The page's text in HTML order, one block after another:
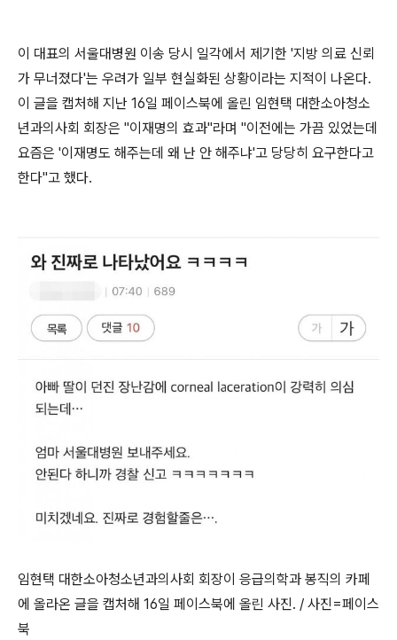
이 대표의 서울대병원 이송 당시 일각에서 제기한 '지방 의료 신뢰
가 무너졌다'는 우려가 일부 현실화된 상황이라는 지적이 나온다.
이 글을 캡처해 지난 16일 페이스북에 올린 임현택 대한소아청소
년과의사회 회장은 "이재명의 효과"라며 "이전에는 가끔 있었는데
요즘은 '이재명도 해주는데 왜 난 안 해주냐'고 당당히 요구한다고
한다"고 했다.
임현택 대한소아청소년과의사회 회장이 응급의학과 봉직의 카페
에 올라온 글을 캡처해 16일 페이스북에 올린 사진. / 사진=페이스
북